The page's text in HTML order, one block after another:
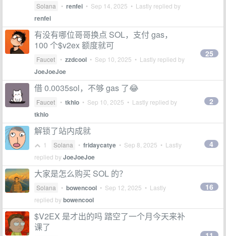
Solana • renfei • Sep 14, 2025 • Lastly replied by
renfei
有没有哪位哥哥换点 SOL，支付 gas，
100 个$v2ex 额度就可
Faucet • zzdcool • Sep 10, 2025 • Lastly replied by
JoeJoeJoe
25
借 0.0035sol，不够 gas 了😂
Faucet • tkhlo • Sep 10, 2025 • Lastly replied by
tkhlo
2
解锁了站内成就
1 Solana • fridaycatye • Sep 8, 2025 • Lastly
replied byJoeJoeJoe
4
大家是怎么购买 SOL 的？
Solana • bowencool • Sep 12, 2025 • Lastly
replied bybowencool
16
$V2EX 是才出的吗 踏空了一个月今天来补
课了